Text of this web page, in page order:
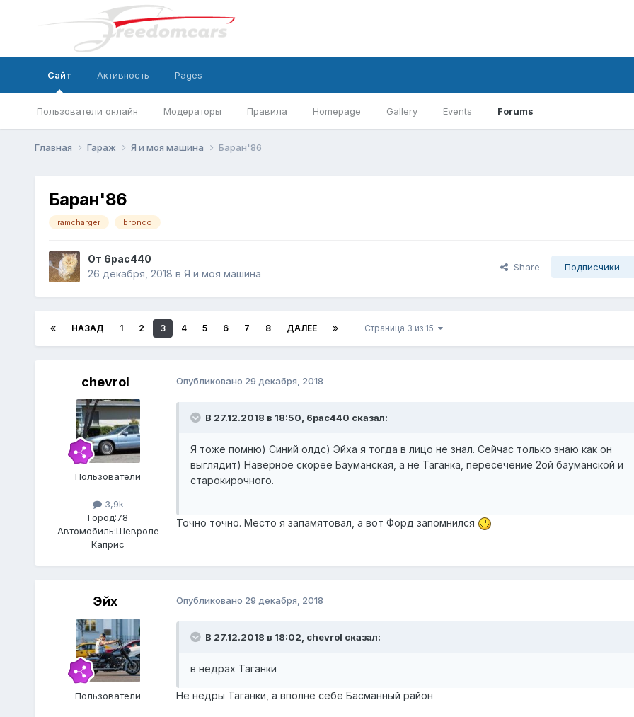
Сайт
Пользователи онлайн Модераторы Правила Homepage Gallery Events Forums
Активность Pages
Главная Гараж Я и моя машина Баран'86
Баран'86
ramcharger bronco
От 6pac440
26 декабря, 2018 в Я и моя машина
Share Подписчики
НАЗАД 1 2 3 4 5 6 7 8 ДАЛЕЕ Страница 3 из 15
chevrol
Пользователи
3,9k
Город:78
Автомобиль:Шевроле
Каприс
Опубликовано 29 декабря, 2018
В 27.12.2018 в 18:50, 6pac440 сказал:
Я тоже помню) Синий олдс) Эйха я тогда в лицо не знал. Сейчас только знаю как он
выглядит) Наверное скорее Бауманская, а не Таганка, пересечение 2ой бауманской и
старокирочного.
Точно точно. Место я запамятовал, а вот Форд запомнился
Эйх
Пользователи
Опубликовано 29 декабря, 2018
В 27.12.2018 в 18:02, chevrol сказал:
в недрах Таганки
Не недры Таганки, а вполне себе Басманный район